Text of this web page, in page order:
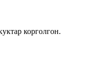
корголгон.